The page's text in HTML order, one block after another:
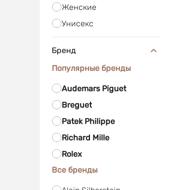
Женские
Унисекс
Бренд
Популярные бренды
Audemars Piguet
Breguet
Patek Philippe
Richard Mille
Rolex
Все бренды